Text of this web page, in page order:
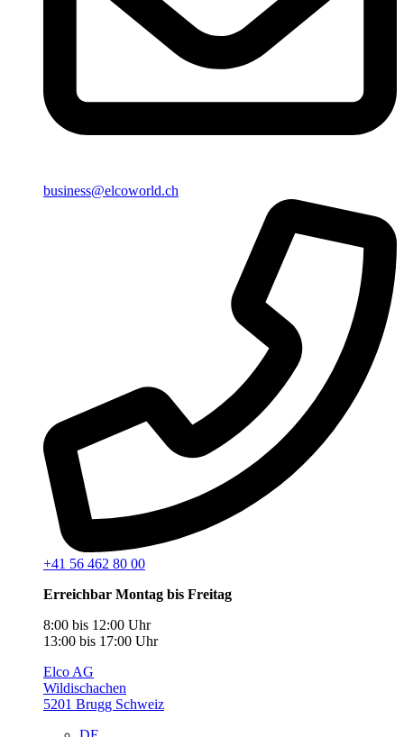
business@elcoworld.ch
+41 56 462 80 00
Erreichbar Montag bis Freitag
8:00 bis 12:00 Uhr
13:00 bis 17:00 Uhr
Elco AG
Wildischachen
5201 Brugg Schweiz